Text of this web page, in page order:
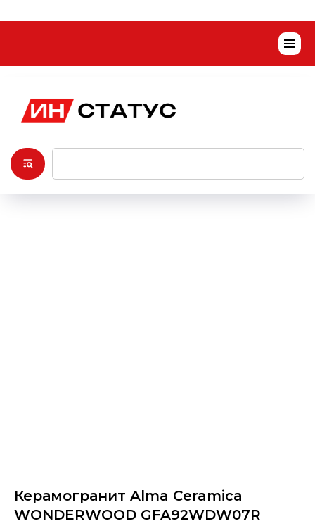
Керамогранит Alma Ceramica
WONDERWOOD GFA92WDW07R